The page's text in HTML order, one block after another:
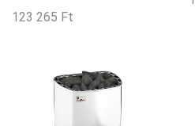
123 265 Ft